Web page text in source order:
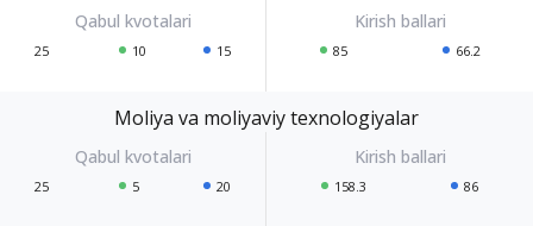
25 10 15 85 66.2
Moliya va moliyaviy texnologiyalar
25 5 20 158.3 86